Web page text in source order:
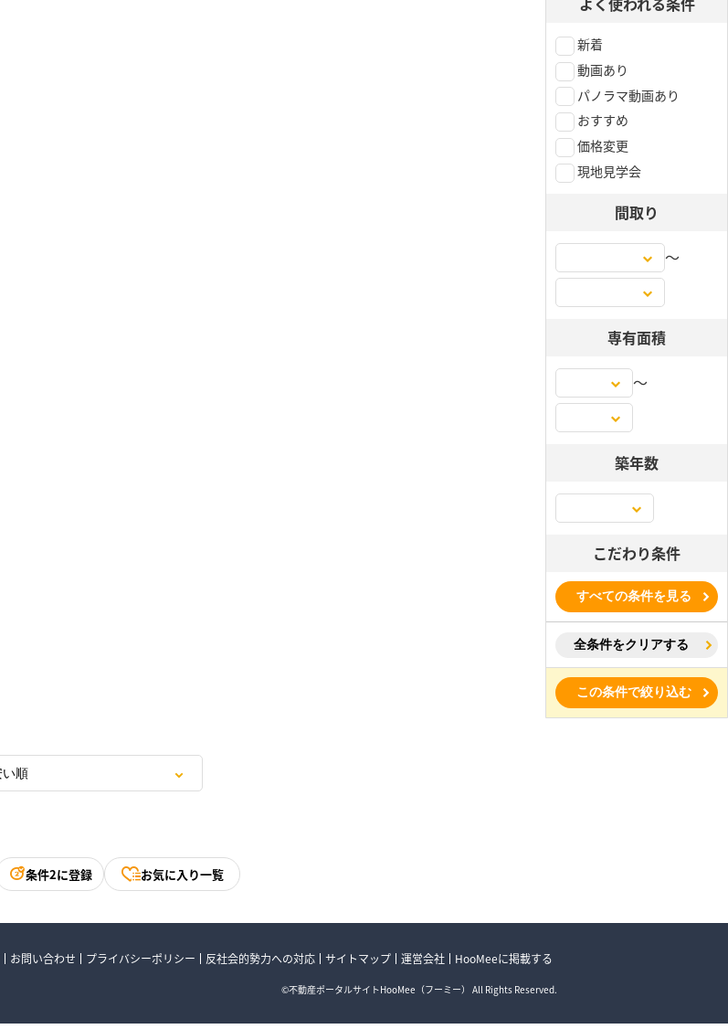
新着
動画あり
パノラマ動画あり
おすすめ
価格変更
現地見学会
間取り
〜
専有面積
〜
築年数
こだわり条件
すべての条件を見る
全条件をクリアする
この条件で絞り込む
条件2に登録 お気に入り一覧
お問い合わせ プライバシーポリシー 反社会的勢力への対応 サイトマップ 運営会社 HooMeeに掲載する
©不動産ポータルサイトHooMee（フーミー） All Rights Reserved.